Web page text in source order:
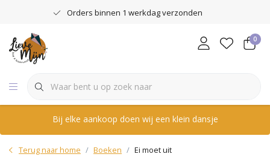
Orders binnen 1 werkdag verzonden
0
Bij elke aankoop doen wij een klein dansje
Terug naar home Boeken Ei moet uit